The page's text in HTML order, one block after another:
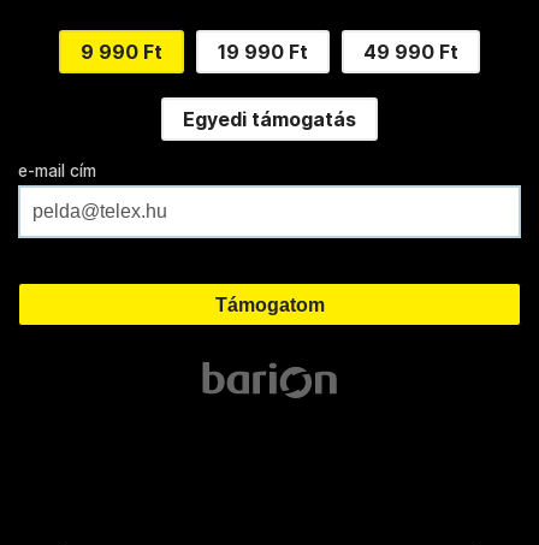
9 990 Ft 19 990 Ft 49 990 Ft
Egyedi támogatás
e-mail cím